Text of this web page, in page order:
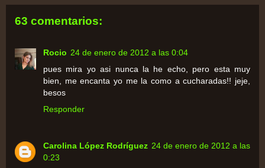
63 comentarios:
Rocio 24 de enero de 2012 a las 0:04
pues mira yo asi nunca la he echo, pero esta muy
bien, me encanta yo me la como a cucharadas!! jeje,
besos
Responder
Carolina López Rodríguez 24 de enero de 2012 a las
0:23